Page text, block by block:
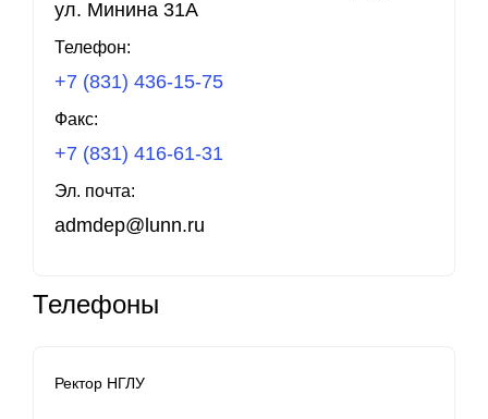
ул. Минина 31А
Телефон:
+7 (831) 436-15-75
Факс:
+7 (831) 416-61-31
Эл. почта:
admdep@lunn.ru
Телефоны
Ректор НГЛУ